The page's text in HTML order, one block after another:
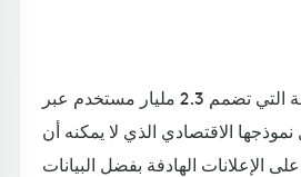
ويبدو أن المجموعة التي تضمم 2.3 مليار مستخدم عبر
الاقتصادي الذي لا يمكنه أن
الإعلانات الهادفة بفضل البيانات